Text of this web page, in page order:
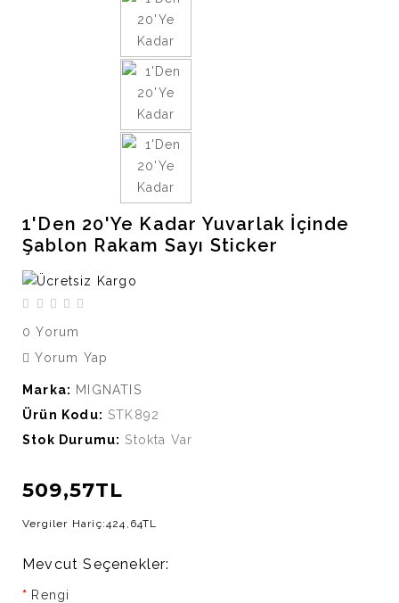
1'Den 20'Ye Kadar Yuvarlak İçinde
Şablon Rakam Sayı Sticker
0 Yorum
Yorum Yap
Marka: MIGNATIS
Ürün Kodu: STK892
Stok Durumu: Stokta Var
509,57TL
Vergiler Hariç:424,64TL
Mevcut Seçenekler:
Rengi